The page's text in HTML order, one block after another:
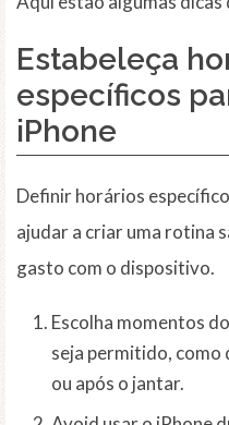
Estabeleça
específicos
iPhone
Definir horários
ajudar a criar uma rotina
gasto com o dispositivo.
Escolha momentos
seja permitido, como
ou após o jantar.